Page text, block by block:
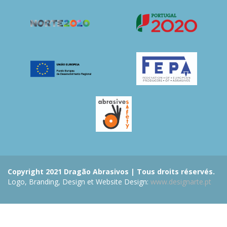
Copyright 2021 Dragão Abrasivos | Tous droits réservés.
Logo, Branding, Design et Website Design: www.designarte.pt